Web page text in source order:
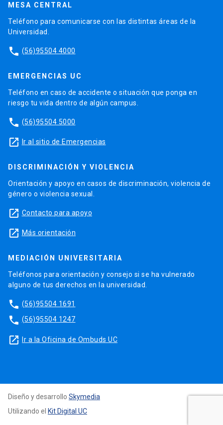
MESA CENTRAL
Teléfono para comunicarse con las distintas áreas de la
Universidad.
phone (56)95504 4000
EMERGENCIAS UC
Teléfono en caso de accidente o situación que ponga en
riesgo tu vida dentro de algún campus.
phone (56)95504 5000
launch Ir al sitio de Emergencias
DISCRIMINACIÓN Y VIOLENCIA
Orientación y apoyo en casos de discriminación, violencia de
género o violencia sexual.
launch Contacto para apoyo
launch Más orientación
MEDIACIÓN UNIVERSITARIA
Teléfonos para orientación y consejo si se ha vulnerado
alguno de tus derechos en la universidad.
phone (56)95504 1691
phone (56)95504 1247
launch Ir a la Oficina de Ombuds UC
Diseño y desarrollo Skymedia
Utilizando el Kit Digital UC